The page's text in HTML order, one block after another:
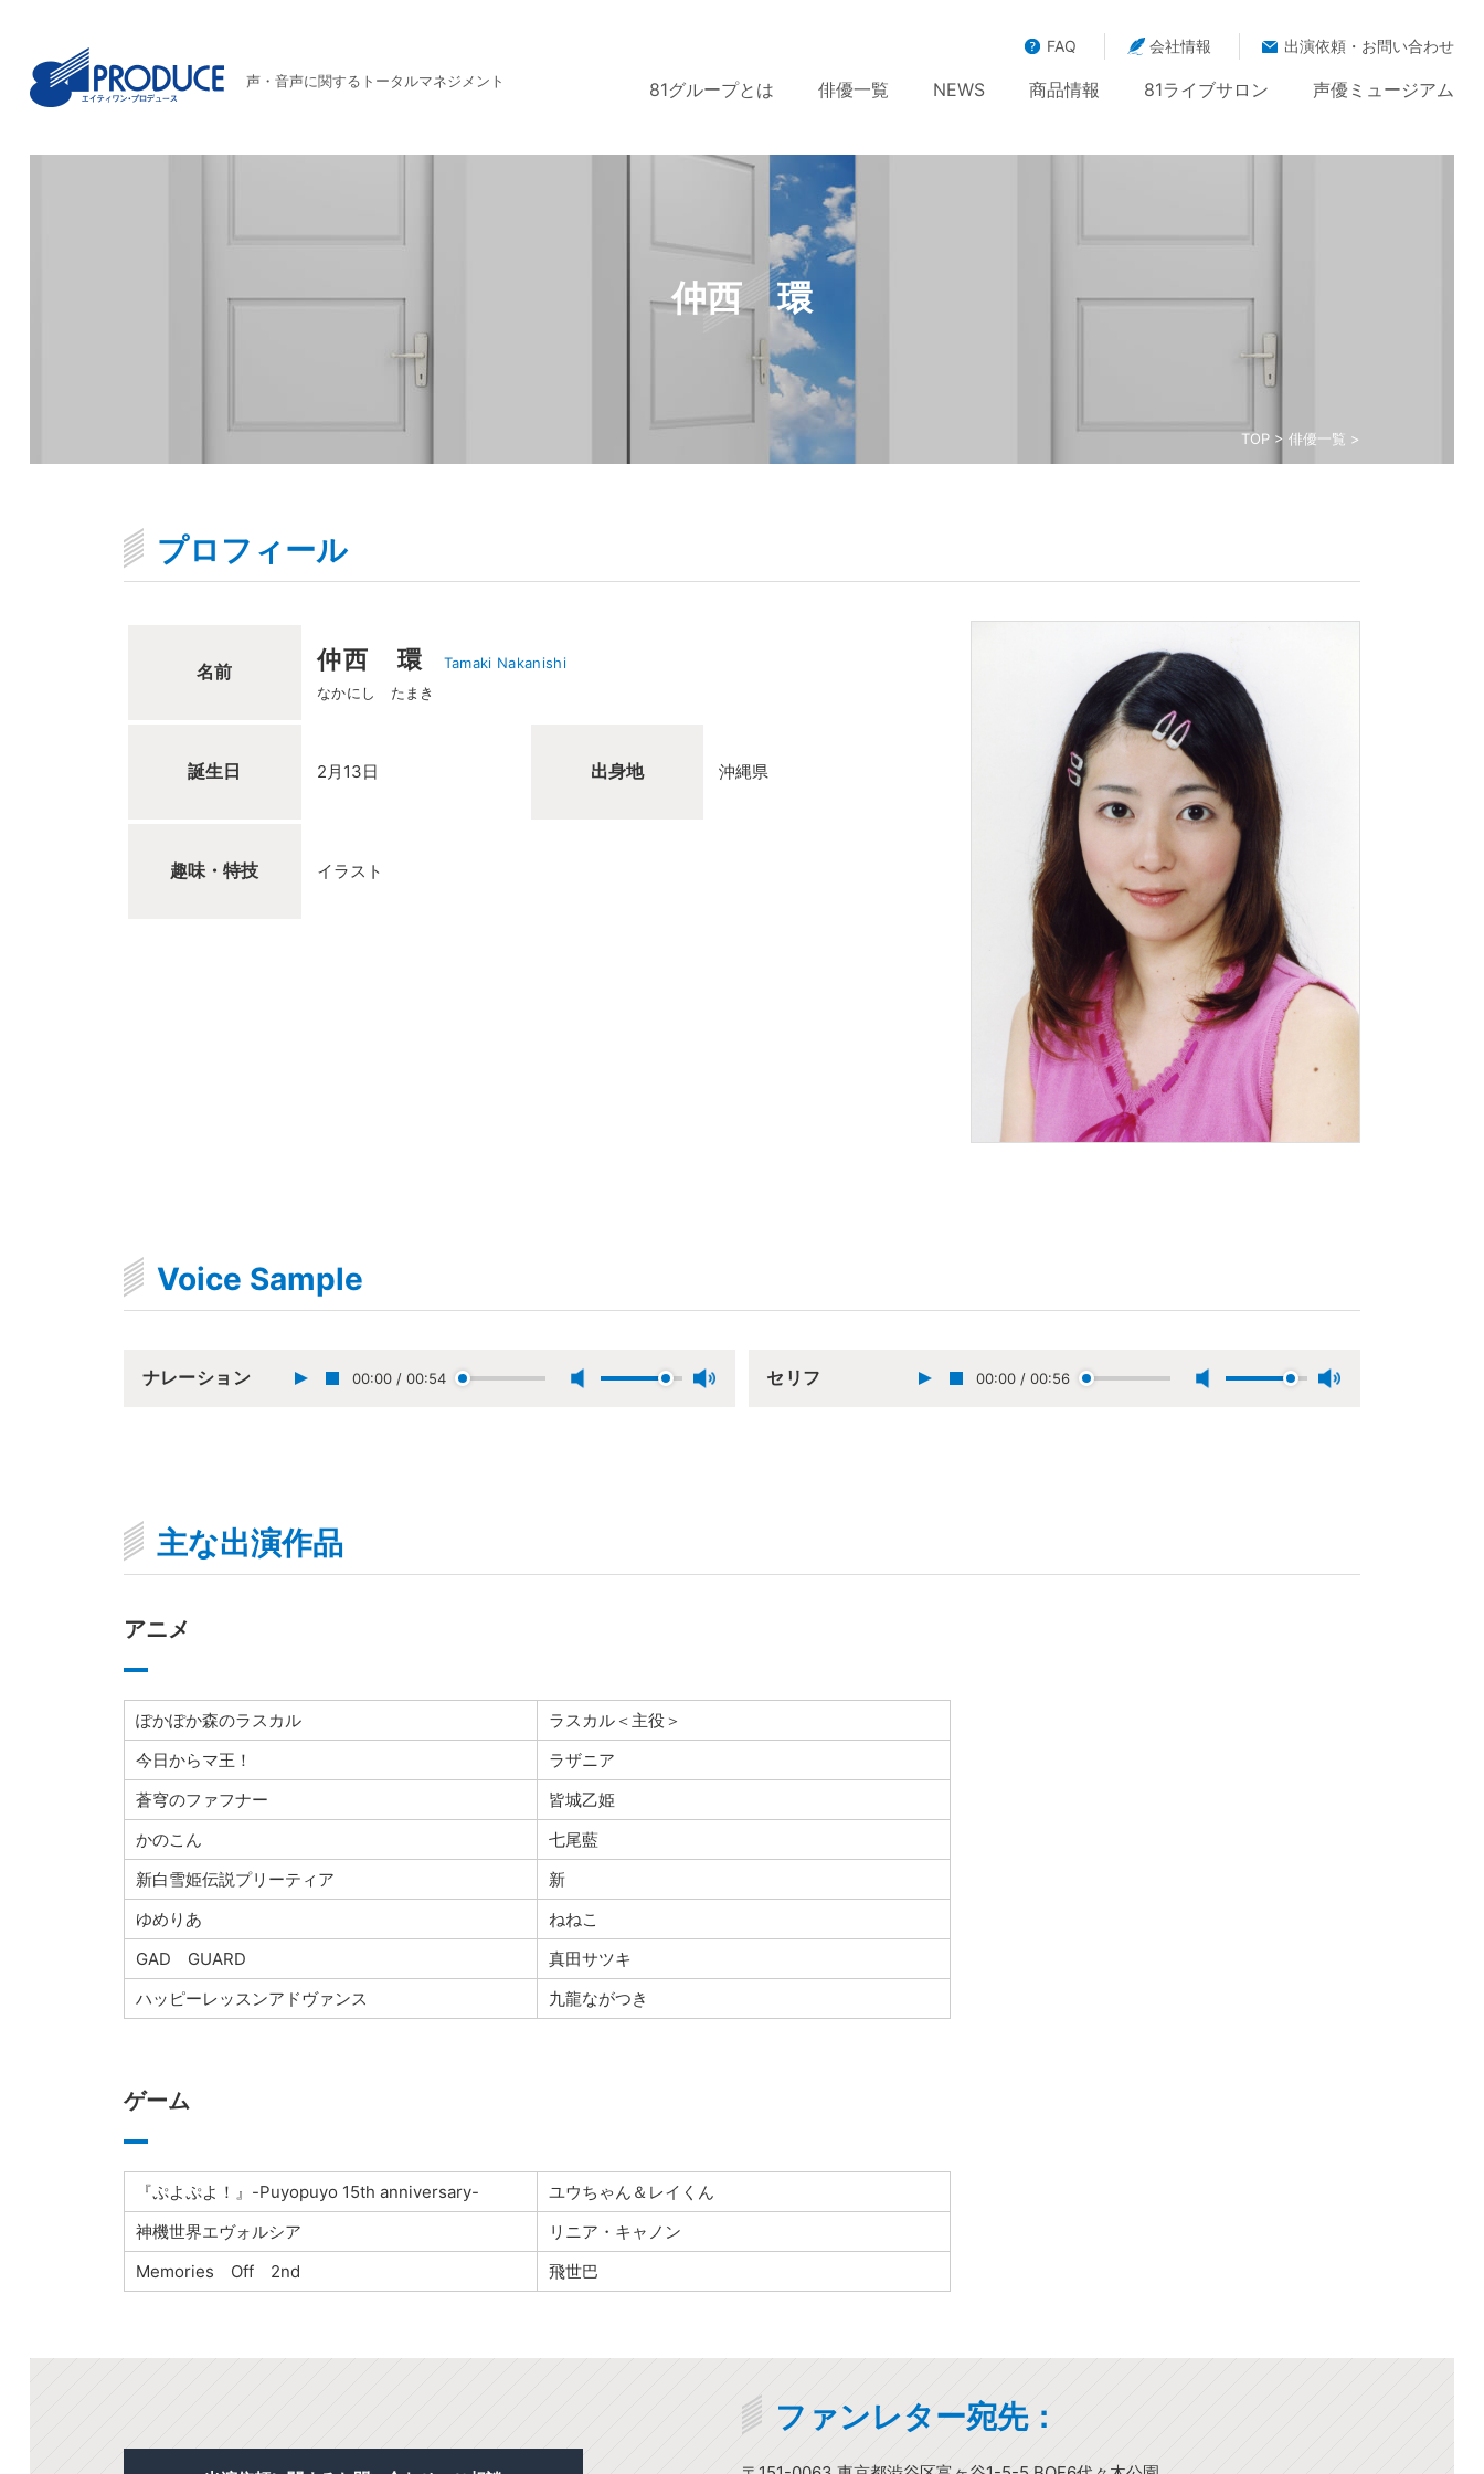
声・音声に関するトータルマネジメント
FAQ 会社情報 出演依頼・お問い合わせ
81グループとは 俳優一覧 NEWS 商品情報 81ライブサロン 声優ミュージアム
TOP> 俳優一覧 >
仲西 環
プロフィール
名前 仲西 環
Tamaki Nakanishi
なかにし たまき
誕生日 2月13日 出身地 沖縄県
趣味・特技 イラスト
Voice Sample
ナレーション 00:00 / 00:54 セリフ 00:00 / 00:56
主な出演作品
アニメ
ぽかぽか森のラスカル
ラスカル＜主役＞
今日からマ王！
ラザニア
蒼穹のファフナー
皆城乙姫
かのこん
七尾藍
新白雪姫伝説プリーティア
新
ゆめりあ
ねねこ
GAD GUARD
真田サツキ
ハッピーレッスンアドヴァンス
九龍ながつき
ゲーム
『ぷよぷよ！』-Puyopuyo 15th anniversary-
ユウちゃん＆レイくん
神機世界エヴォルシア
リニア・キャノン
Memories Off 2nd
飛世巴
ファンレター宛先：